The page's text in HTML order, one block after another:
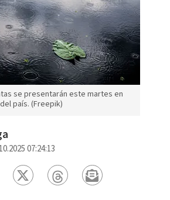
se presentarán este martes en
país. (Freepik)
07:24:13